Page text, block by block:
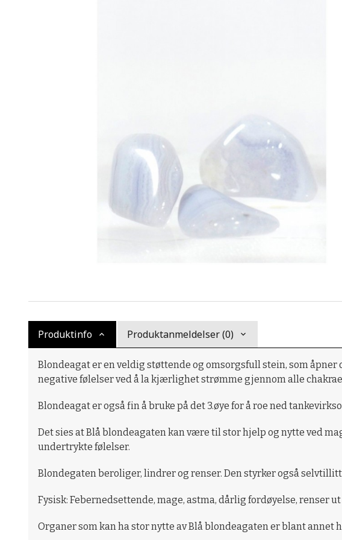
Produktinfo Produktanmeldelser (0)
Blondeagat er en veldig støttende og omsorgsfull stein, som
negative følelser ved å la kjærlighet strømme gjennom alle
Blondeagat er også fin å bruke på det 3.øye for å roe ned
Det sies at Blå blondeagaten kan være til stor hjelp og nytte ved
undertrykte følelser.
Blondegaten beroliger, lindrer og renser. Den styrker også
Fysisk: Febernedsettende, mage, astma, dårlig fordøyelse, renser
Organer som kan ha stor nytte av Blå blondeagaten er blant